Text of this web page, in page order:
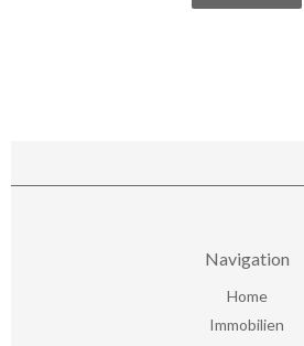
Navigation
Home
Immobilien